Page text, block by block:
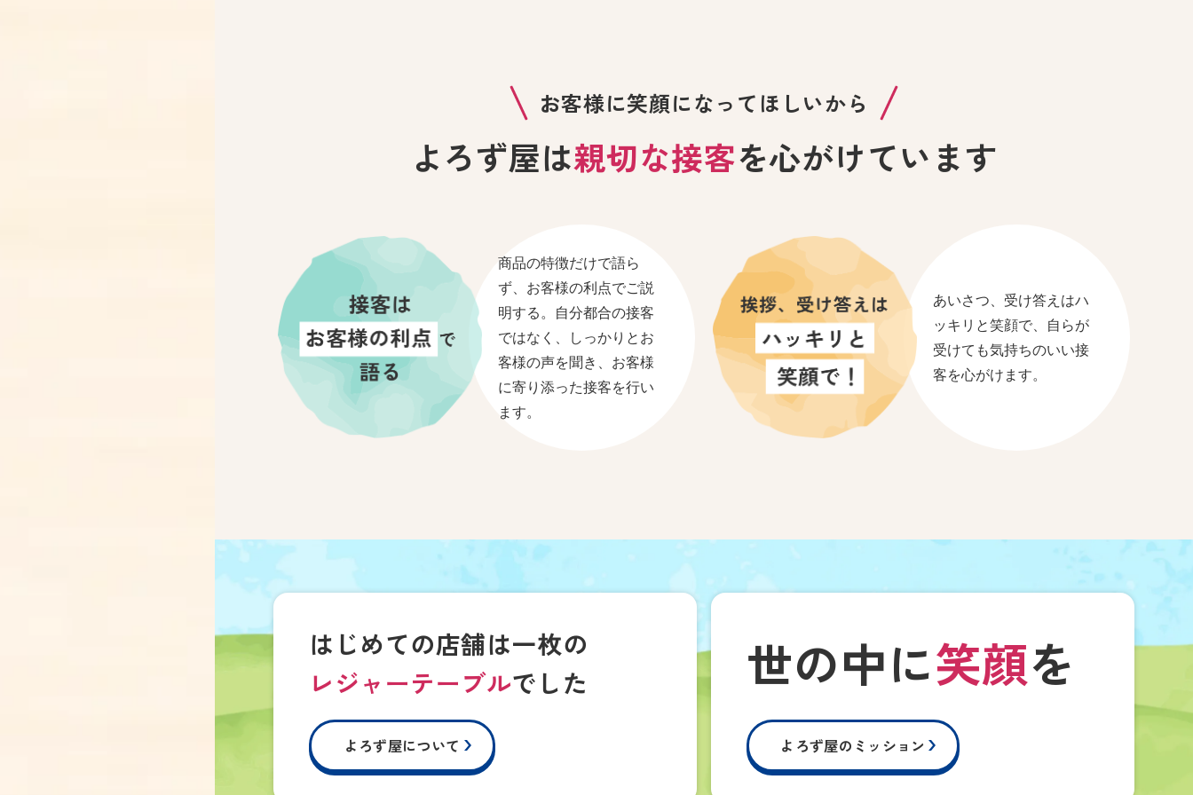
お客様に笑顔になってほしいから
よろず屋は親切な接客を心がけています
商品の特徴だけで語ら
ず、お客様の利点でご説
明する。自分都合の接客
ではなく、しっかりとお
客様の声を聞き、お客様
に寄り添った接客を行い
ます。
あいさつ、受け答えはハ
ッキリと笑顔で、自らが
受けても気持ちのいい接
客を心がけます。
はじめての店舗は一枚の
レジャーテーブルでした
よろず屋について
世の中に笑顔を
よろず屋のミッション